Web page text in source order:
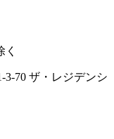
3-70 ザ・レジデンシ